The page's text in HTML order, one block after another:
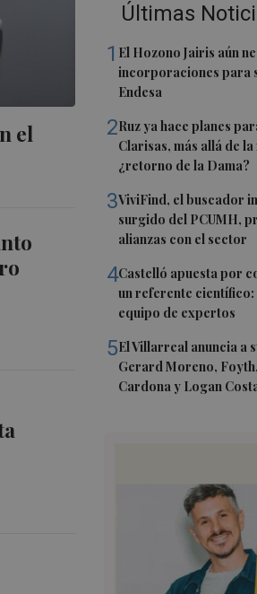
el
Últimas
1 El Hozono Jairis aún
incorporaciones para
Endesa
2Ruz ya hace planes
Clarisas, más allá de
¿retorno de la Dama?
3ViviFind, el buscador
surgido del PCUMH,
alianzas con el sector
4Castelló apuesta por
un referente
equipo de expertos
5El Villarreal anuncia a
Gerard Moreno,
Cardona y Logan